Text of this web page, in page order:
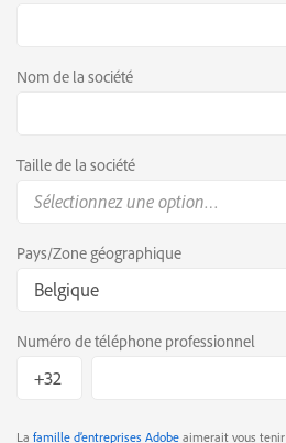
Nom de la société
Taille de la société
Sélectionnez une option…
Pays/Zone géographique
Belgique
Numéro de téléphone professionnel
La famille d’entreprises Adobe aimerait vous